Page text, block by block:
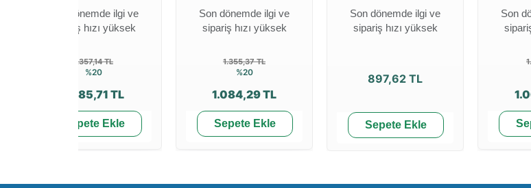
Son dönemde ilgi ve
sipariş hızı yüksek
1.357,14 TL
%20
1.085,71 TL
Sepete Ekle
Son dönemde ilgi ve
sipariş hızı yüksek
1.355,37 TL
%20
1.084,29 TL
Sepete Ekle
Son dönemde ilgi ve
sipariş hızı yüksek
897,62 TL
Sepete Ekle
Son